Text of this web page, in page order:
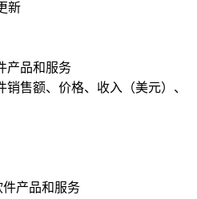
新
产品和服务
销售额、价格、收入（美元）、
件产品和服务